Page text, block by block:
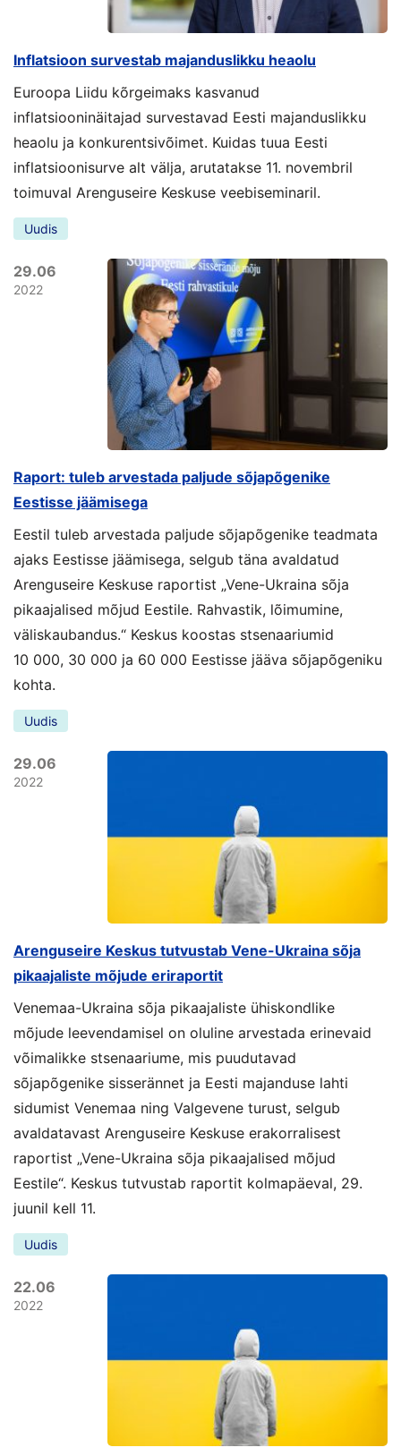
Inflatsioon survestab majanduslikku heaolu
Euroopa Liidu kõrgeimaks kasvanud
inflatsiooninäitajad survestavad Eesti majanduslikku
heaolu ja konkurentsivõimet. Kuidas tuua Eesti
inflatsioonisurve alt välja, arutatakse 11. novembril
toimuval Arenguseire Keskuse veebiseminaril.
Uudis
29.06
2022
Raport: tuleb arvestada paljude sõjapõgenike
Eestisse jäämisega
Eestil tuleb arvestada paljude sõjapõgenike teadmata
ajaks Eestisse jäämisega, selgub täna avaldatud
Arenguseire Keskuse raportist „Vene-Ukraina sõja
pikaajalised mõjud Eestile. Rahvastik, lõimumine,
väliskaubandus.“ Keskus koostas stsenaariumid
10 000, 30 000 ja 60 000 Eestisse jääva sõjapõgeniku
kohta.
Uudis
29.06
2022
Arenguseire Keskus tutvustab Vene-Ukraina sõja
pikaajaliste mõjude eriraportit
Venemaa-Ukraina sõja pikaajaliste ühiskondlike
mõjude leevendamisel on oluline arvestada erinevaid
võimalikke stsenaariume, mis puudutavad
sõjapõgenike sisserännet ja Eesti majanduse lahti
sidumist Venemaa ning Valgevene turust, selgub
avaldatavast Arenguseire Keskuse erakorralisest
raportist „Vene-Ukraina sõja pikaajalised mõjud
Eestile“. Keskus tutvustab raportit kolmapäeval, 29.
juunil kell 11.
Uudis
22.06
2022